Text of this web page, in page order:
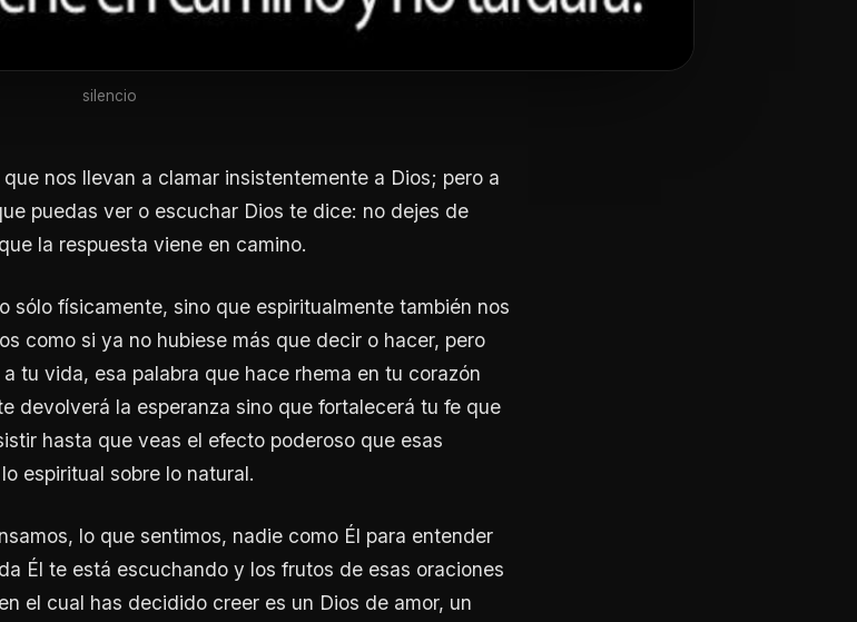
silencio
nos llevan a clamar insistentemente a Dios; pero a
puedas ver o escuchar Dios te dice: no dejes de
la respuesta viene en camino.
sólo físicamente, sino que espiritualmente también nos
como si ya no hubiese más que decir o hacer, pero
tu vida, esa palabra que hace rhema en tu corazón
devolverá la esperanza sino que fortalecerá tu fe que
hasta que veas el efecto poderoso que esas
espiritual sobre lo natural.
lo que sentimos, nadie como Él para entender
Él te está escuchando y los frutos de esas oraciones
el cual has decidido creer es un Dios de amor, un